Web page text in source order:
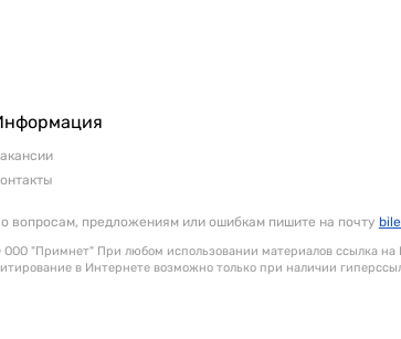
вопросам, предложениям или ошибкам пишите на почту
"Примнет" При любом использовании материалов ссылка на
в Интернете возможно только при наличии